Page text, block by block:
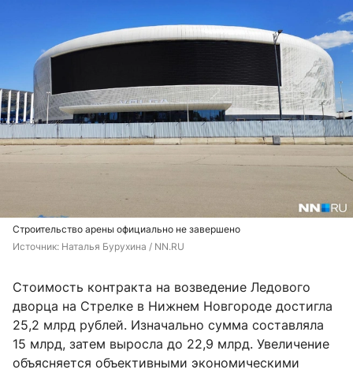
Строительство арены официально не завершено
Источник: Наталья Бурухина / NN.RU
Стоимость контракта на возведение Ледового
дворца на Стрелке в Нижнем Новгороде достигла
25,2 млрд рублей. Изначально сумма составляла
15 млрд, затем выросла до 22,9 млрд. Увеличение
объясняется объективными экономическими